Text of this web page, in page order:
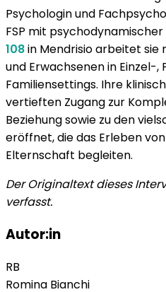
Psychologin und
FSP mit
108in Mendrisio arbeitet sie
und Erwachsenen in Einzel-,
Familiensettings. Ihre
vertieften Zugang zur
Beziehung sowie zu den
eröffnet, die das Erleben
Elternschaft begleiten.
Der Originaltext dieses
verfasst.
Autor:in
RB
Romina Bianchi